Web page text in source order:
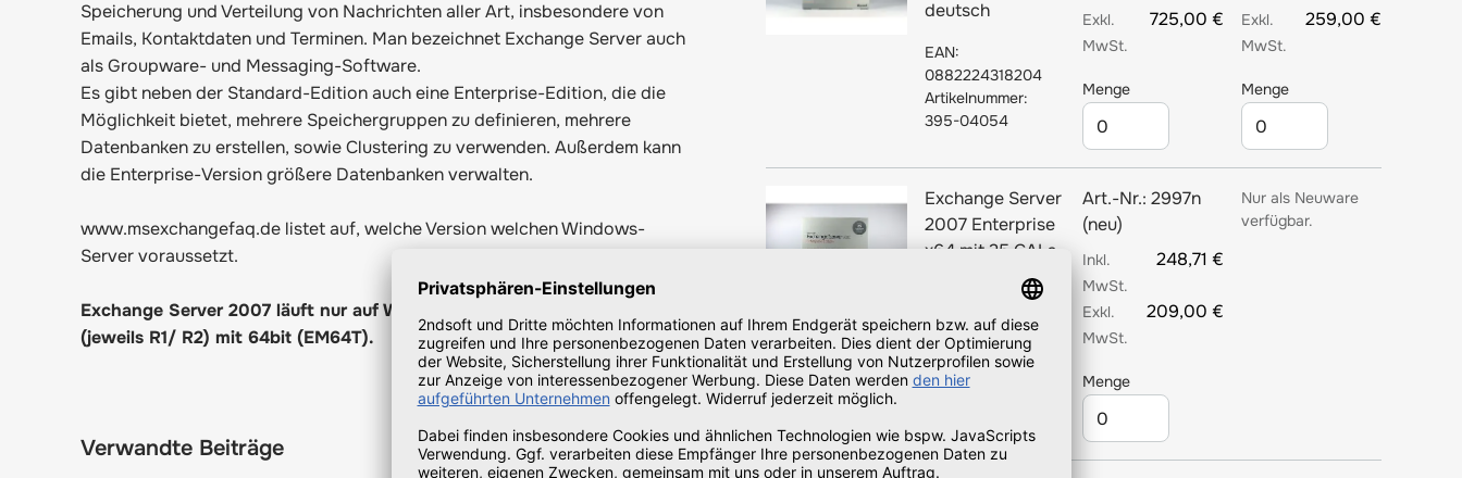
Speicherung und Verteilung von Nachrichten aller Art, insbesondere von
Emails, Kontaktdaten und Terminen. Man bezeichnet Exchange Server auch
als Groupware- und Messaging-Software.
Es gibt neben der Standard-Edition auch eine Enterprise-Edition, die die
Möglichkeit bietet, mehrere Speichergruppen zu definieren, mehrere
Datenbanken zu erstellen, sowie Clustering zu verwenden. Außerdem kann
die Enterprise-Version größere Datenbanken verwalten.
www.msexchangefaq.de listet auf, welche Version welchen Windows-
Server voraussetzt.
Exchange Server 2007 läuft nur auf Windows 2003/ 2008 Server
(jeweils R1/ R2) mit 64bit (EM64T).
Verwandte Beiträge
deutsch
EAN:
0882224318204
Artikelnummer:
395-04054
725,00 €
Menge
259,00 €
Menge
Exchange Server
2007 Enterprise
x64 mit 25 CALs
englisch - neu
EAN:
0882224234665
Artikelnummer:
Art.-Nr.: 2997n
(neu)
248,71 €
209,00 €
Menge
Nur als Neuware
verfügbar.